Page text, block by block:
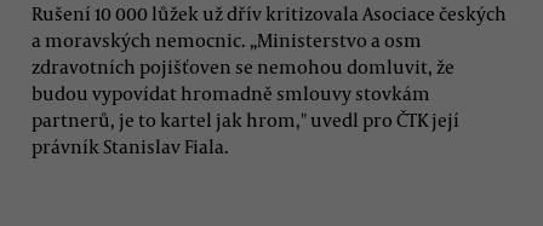
Rušení 10 000 lůžek už dřív kritizovala Asociace českých
a moravských nemocnic. „Ministerstvo a osm
zdravotních pojišťoven se nemohou domluvit, že
budou vypovídat hromadně smlouvy stovkám
partnerů, je to kartel jak hrom," uvedl pro ČTK její
právník Stanislav Fiala.